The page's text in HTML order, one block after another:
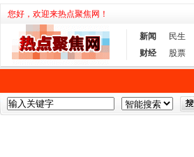
您好，欢迎来热点聚焦网！
新闻 民生
财经
股票